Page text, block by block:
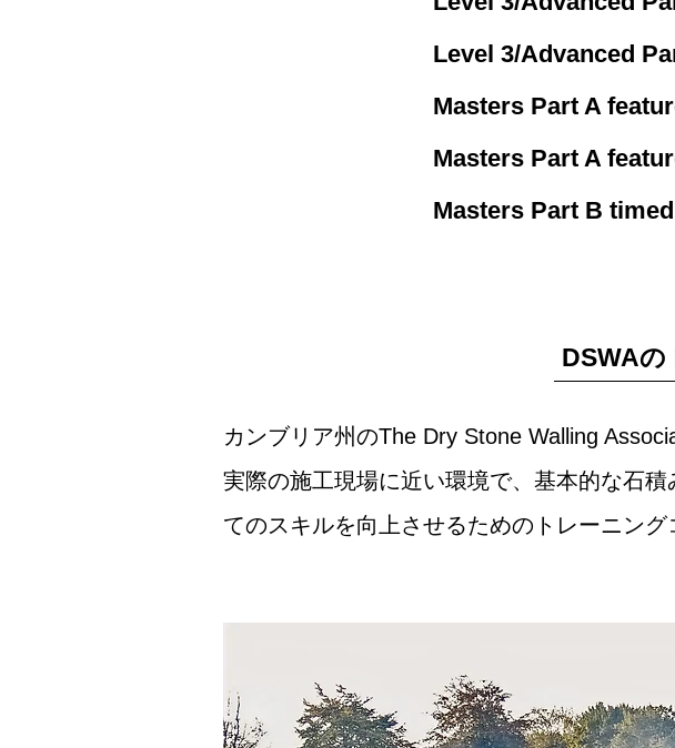
Level 3/Advanced
Masters Part A
Masters Part A
Masters Part B timed
DSWAの
カンブリア州のThe Dry Stone Walling
実際の施工現場に近い環境で、基本的な石
てのスキルを向上させるためのトレーニン